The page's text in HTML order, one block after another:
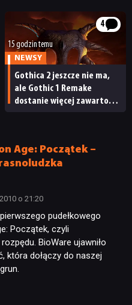
[RECENZJA TECHNICZNA]
4
15 godzin temu
NEWSY
Gothica 2 jeszcze nie ma,
ale Gothic 1 Remake
dostanie więcej zawartości.
Age: Początek –
o 21:20
pudełkowego
Początek, czyli
BioWare ujawniło
która dołączy do naszej